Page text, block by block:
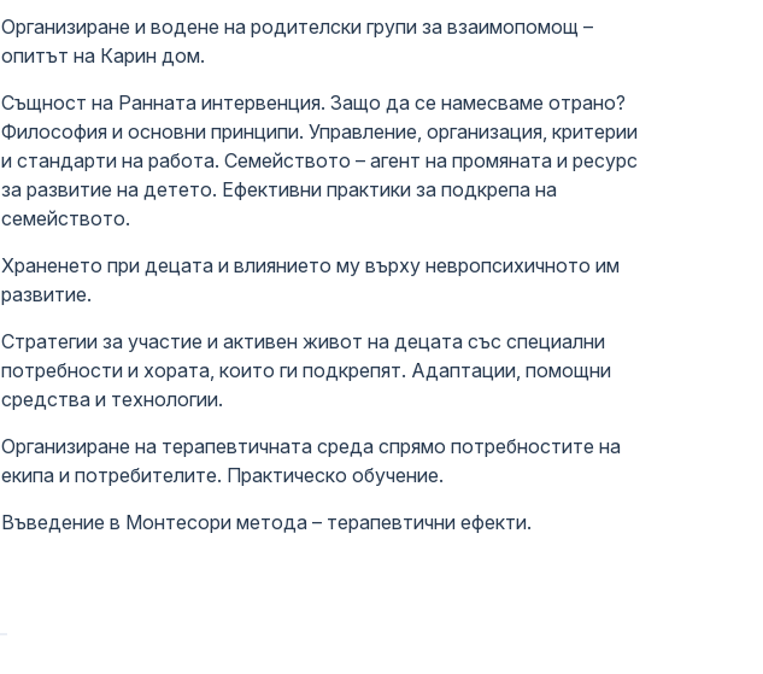
Организиране и водене на родителски групи за взаимопомощ –
опитът на Карин дом.
Същност на Ранната интервенция. Защо да се намесваме отрано?
Философия и основни принципи. Управление, организация, критерии
и стандарти на работа. Семейството – агент на промяната и ресурс
за развитие на детето. Ефективни практики за подкрепа на
семейството.
Храненето при децата и влиянието му върху невропсихичното им
развитие.
Стратегии за участие и активен живот на децата със специални
потребности и хората, които ги подкрепят. Адаптации, помощни
средства и технологии.
Организиране на терапевтичната среда спрямо потребностите на
екипа и потребителите. Практическо обучение.
Въведение в Монтесори метода – терапевтични ефекти.